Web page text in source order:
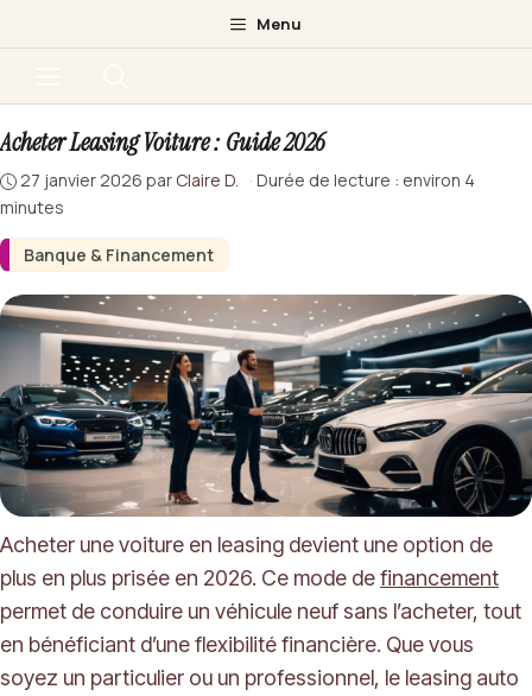
au
Menu
Banque & Financement
Acheter Leasing Voiture : Guide 2026
27 janvier 2026 par Claire D. · Durée de lecture : environ 4
minutes
Acheter une voiture en leasing devient une option de
plus en plus prisée en 2026. Ce mode definancement
permet de conduire un véhicule neuf sans l’acheter, tout
en bénéficiant d’une flexibilité financière. Que vous
soyez un particulier ou un professionnel, le leasing auto